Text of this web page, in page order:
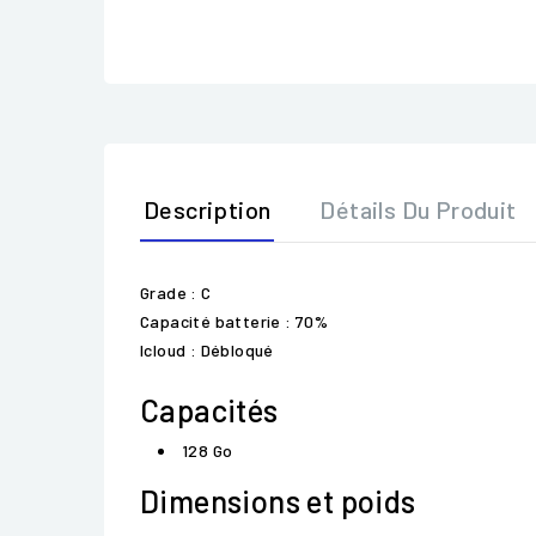
Description Détails Du Produit
Grade : C
Capacité batterie : 70%
Icloud : Débloqué
Capacités
128 Go
Dimensions et poids